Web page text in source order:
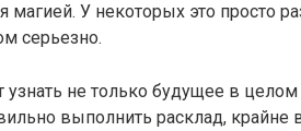
магией. У некоторых это просто
серьезно.
не только будущее в
выполнить расклад, крайне